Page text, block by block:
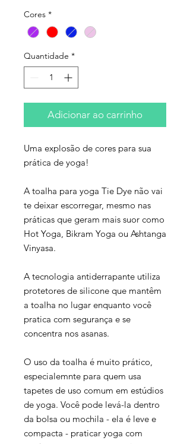
Cores *
Quantidade *
Adicionar ao carrinho
Uma explosão de cores para sua
prática de yoga!
A toalha para yoga Tie Dye não vai
te deixar escorregar, mesmo nas
práticas que geram mais suor como
Hot Yoga, Bikram Yoga ou Ashtanga
Vinyasa.
A tecnologia antiderrapante utiliza
protetores de silicone que mantêm
a toalha no lugar enquanto você
pratica com segurança e se
concentra nos asanas.
O uso da toalha é muito prático,
especialemnte para quem usa
tapetes de uso comum em estúdios
de yoga. Você pode levá-la dentro
da bolsa ou mochila - ela é leve e
compacta - praticar yoga com